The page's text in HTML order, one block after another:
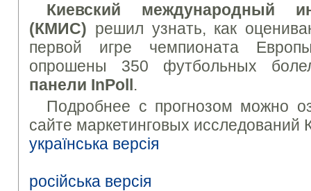
Киевский международный
(КМИС) решил узнать, как
первой игре чемпионата
опрошены 350 футбольных
панели InPoll.
Подробнее с прогнозом можно
сайте маркетинговых
українська версія
російська версія